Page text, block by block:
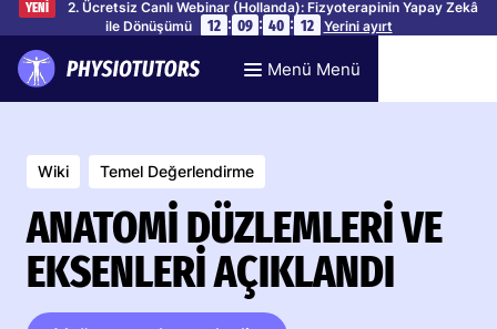
YENİ
2. Ücretsiz Canlı Webinar (Hollanda): Fizyoterapinin Yapay Zekâ
ile Dönüşümü
12 : 09 : 40 : 11 Yerini ayırt
Menü Menü
Wiki Temel Değerlendirme
ANATOMI DÜZLEMLERI VE
EKSENLERI AÇIKLANDI